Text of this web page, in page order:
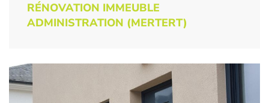
RÉNOVATION IMMEUBLE
ADMINISTRATION (MERTERT)